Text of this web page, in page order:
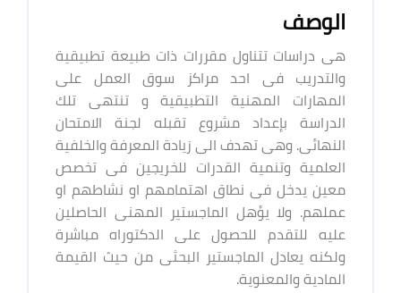
الوصف
هى دراسات تتناول مقررات ذات طبيعة تطبيقية
والتدريب فى احد مراكز سوق العمل على
المهارات المهنية التطبيقية و تنتهى تلك
الدراسة بإعداد مشروع تقبله لجنة الامتحان
النهائى. وهى تهدف الى زيادة المعرفة والخلفية
العلمية وتنمية القدرات للخريجين فى تخصص
معين يدخل فى نطاق اهتمامهم او نشاطهم او
عملهم. ولا يؤهل الماجستير المهنى الحاصلين
عليه للتقدم للحصول على الدكتوراه مباشرة
ولكنه يعادل الماجستير البحثى من حيث القيمة
المادية والمعنوية.